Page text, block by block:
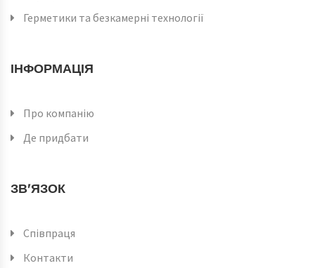
Герметики та безкамерні технології
ІНФОРМАЦІЯ
Про компанію
Де придбати
ЗВ'ЯЗОК
Співпраця
Контакти